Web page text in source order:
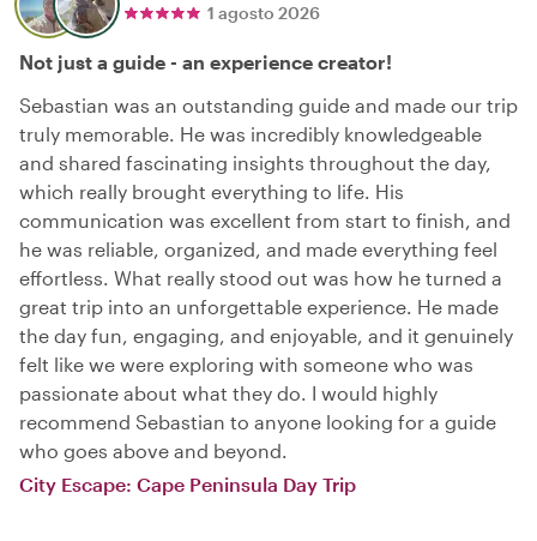
1 agosto 2026
Not just a guide - an experience creator!
Sebastian was an outstanding guide and made our trip
truly memorable. He was incredibly knowledgeable
and shared fascinating insights throughout the day,
which really brought everything to life. His
communication was excellent from start to finish, and
he was reliable, organized, and made everything feel
effortless. What really stood out was how he turned a
great trip into an unforgettable experience. He made
the day fun, engaging, and enjoyable, and it genuinely
felt like we were exploring with someone who was
passionate about what they do. I would highly
recommend Sebastian to anyone looking for a guide
who goes above and beyond.
City Escape: Cape Peninsula Day Trip